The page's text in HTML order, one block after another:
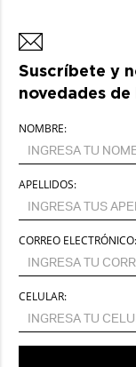
Suscríbete y
novedades de
NOMBRE:
APELLIDOS:
CORREO ELECTRÓNICO:
CELULAR: